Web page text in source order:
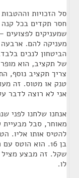
סל הזכויות
חסר תקדים בכל
שמעניקים
מעניקה להם.
הביטחון לנכים
של תקציב, הוא
צריך תקציב נוסף,
טנק או מטוס. זה
אני לא רוצה לדבר
אנחנו שלחנו לפני
מאוחר, סבל
להטיס אותו אליו.
בן 16. הוא
שקל. זה מבצע מציל
לו.